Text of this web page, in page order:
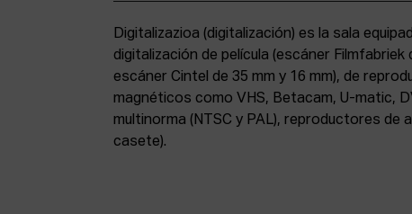
Digitalizazioa (digitalización) es la sala
digitalización de película (escáner Filmfabriek
escáner Cintel de 35 mm y 16 mm), de
magnéticos como VHS, Betacam, U-matic,
multinorma (NTSC y PAL), reproductores de
casete).